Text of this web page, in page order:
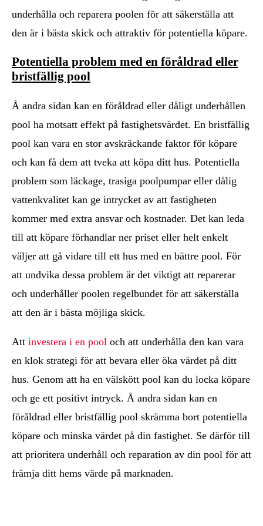
underhålla och reparera poolen för att säkerställa att
den är i bästa skick och attraktiv för potentiella köpare.
Potentiella problem med en föråldrad eller
bristfällig pool
Å andra sidan kan en föråldrad eller dåligt underhållen
pool ha motsatt effekt på fastighetsvärdet. En bristfällig
pool kan vara en stor avskräckande faktor för köpare
och kan få dem att tveka att köpa ditt hus. Potentiella
problem som läckage, trasiga poolpumpar eller dålig
vattenkvalitet kan ge intrycket av att fastigheten
kommer med extra ansvar och kostnader. Det kan leda
till att köpare förhandlar ner priset eller helt enkelt
väljer att gå vidare till ett hus med en bättre pool. För
att undvika dessa problem är det viktigt att reparerar
och underhåller poolen regelbundet för att säkerställa
att den är i bästa möjliga skick.
Att investera i en pool och att underhålla den kan vara
en klok strategi för att bevara eller öka värdet på ditt
hus. Genom att ha en välskött pool kan du locka köpare
och ge ett positivt intryck. Å andra sidan kan en
föråldrad eller bristfällig pool skrämma bort potentiella
köpare och minska värdet på din fastighet. Se därför till
att prioritera underhåll och reparation av din pool för att
främja ditt hems värde på marknaden.